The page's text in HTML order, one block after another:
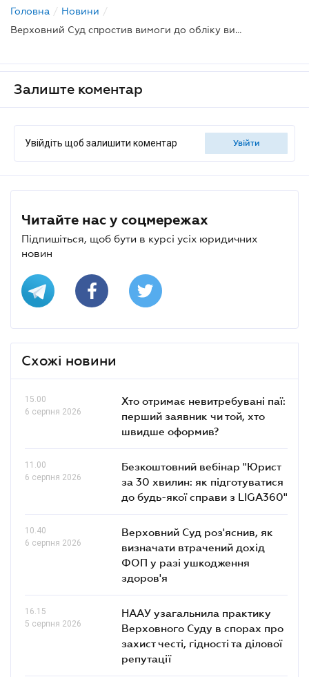
Головна / Новини /
Верховний Суд спростив вимоги до обліку витрат на правничу допомогу
Залиште коментар
Увійдіть щоб залишити коментар увійти
Читайте нас у соцмережах
Підпишіться, щоб бути в курсі усіх юридичних
новин
Схожі новини
15.00
6 серпня 2026
Хто отримає невитребувані паї:
перший заявник чи той, хто
швидше оформив?
11.00
6 серпня 2026
Безкоштовний вебінар "Юрист
за 30 хвилин: як підготуватися
до будь-якої справи з LIGA360"
10.40
6 серпня 2026
Верховний Суд роз'яснив, як
визначати втрачений дохід
ФОП у разі ушкодження
здоров'я
16.15
5 серпня 2026
НААУ узагальнила практику
Верховного Суду в спорах про
захист честі, гідності та ділової
репутації